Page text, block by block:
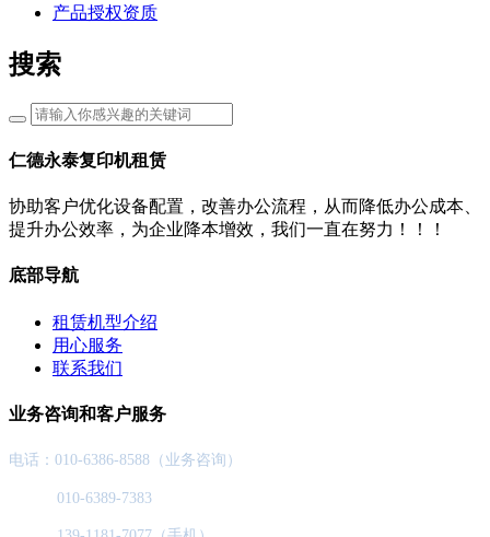
产品授权资质
搜索
仁德永泰复印机租赁
协助客户优化设备配置，改善办公流程，从而降低办公成本、
提升办公效率，为企业降本增效，我们一直在努力！！！
底部导航
租赁机型介绍
用心服务
联系我们
业务咨询和客户服务
电话：010-6386-8588（业务咨询）
010-6389-7383